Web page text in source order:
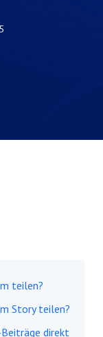
teilen?
Story teilen?
direkt